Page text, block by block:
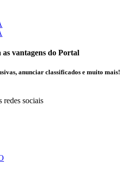
vantagens do Portal
anunciar classificados e muito mais!
redes sociais